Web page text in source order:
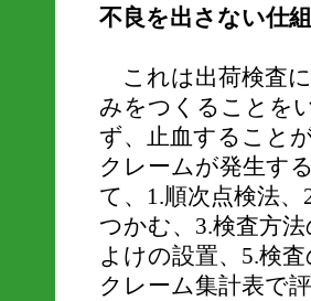
不良を出さない仕
これは出荷検査
みをつくることを
ず、止血すること
クレームが発生す
て、1.順次点検法
つかむ、3.検査方
よけの設置、5.検
クレーム集計表で